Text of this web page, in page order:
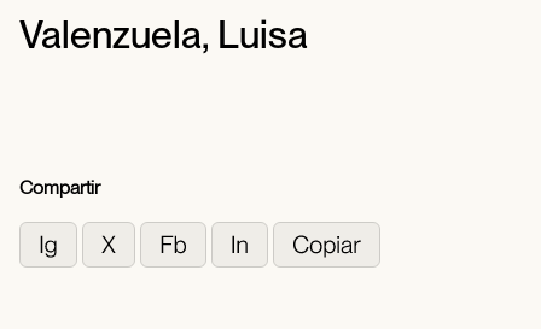
Valenzuela, Luisa
Compartir